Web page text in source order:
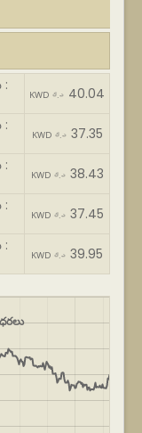
:
KWD د.ك 40.04
:
KWD د.ك 37.35
:
KWD د.ك 38.43
:
KWD د.ك 37.45
:
KWD د.ك 39.95